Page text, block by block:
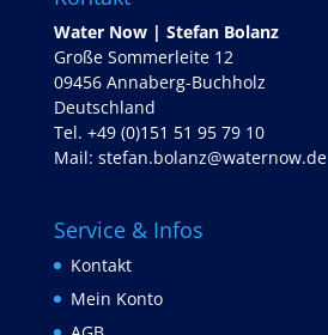
Water Now | Stefan Bolanz
Große Sommerleite 12
09456 Annaberg-Buchholz
Deutschland
Tel. +49 (0)151 51 95 79 10
Mail: stefan.bolanz@waternow.de
Service & Infos
Kontakt
Mein Konto